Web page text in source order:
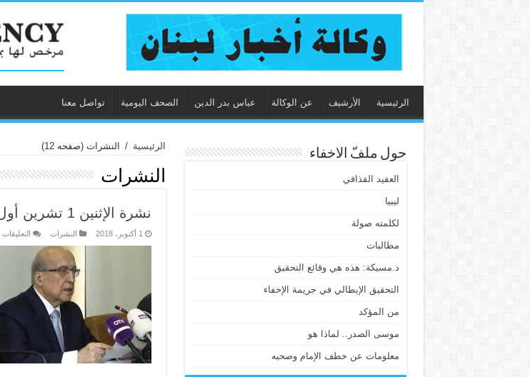
الرئيسية الأرشيف عن الوكالة عباس بدر الدين الصحف اليومية تواصل معنا
الرئيسية / النشرات (صفحه 12)
النشرات
نشرة الإثنين 1 تشرين أول 2018 العدد 5657
1 أكتوبر، 2018 النشرات التعليقات
حول ملفّ الاخفاء
العقيد القذافي
ليبيا
لكلمته صولة
مطالبات
د.مسيكة: هذه هي وقائع التحقيق
التحقيق الإيطالي في جريمة الإخفاء
من المؤكد
موسى الصدر.. لماذا هو
معلومات عن خطف الإمام وصحبه